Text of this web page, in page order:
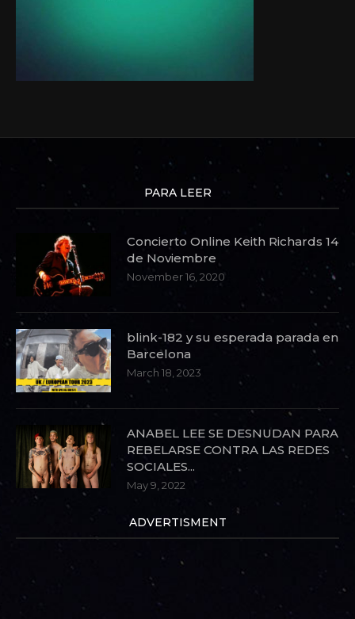
PARA LEER
Concierto Online Keith Richards 14
de Noviembre
November 16, 2020
blink-182 y su esperada parada en
Barcelona
March 18, 2023
ANABEL LEE SE DESNUDAN PARA
REBELARSE CONTRA LAS REDES
SOCIALES...
May 9, 2022
ADVERTISMENT